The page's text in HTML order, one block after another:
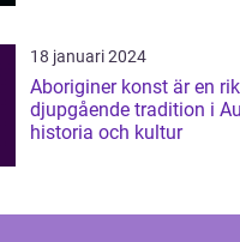
18 januari 2024
Aboriginer konst är en
djupgående tradition i
historia och kultur